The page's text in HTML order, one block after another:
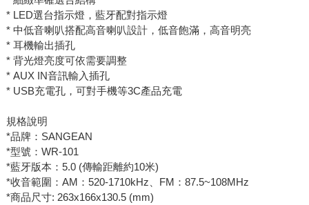
* LED選台指示燈，藍牙配對指示燈
* 中低音喇叭搭配高音喇叭設計，低音飽滿，高音明亮
* 耳機輸出插孔
* 背光燈亮度可依需要調整
* AUX IN音訊輸入插孔
* USB充電孔，可對手機等3C產品充電
規格說明
*品牌：SANGEAN
*型號：WR-101
*藍牙版本：5.0 (傳輸距離約10米)
*收音範圍：AM：520-1710kHz、FM：87.5~108MHz
*商品尺寸: 263x166x130.5 (mm)